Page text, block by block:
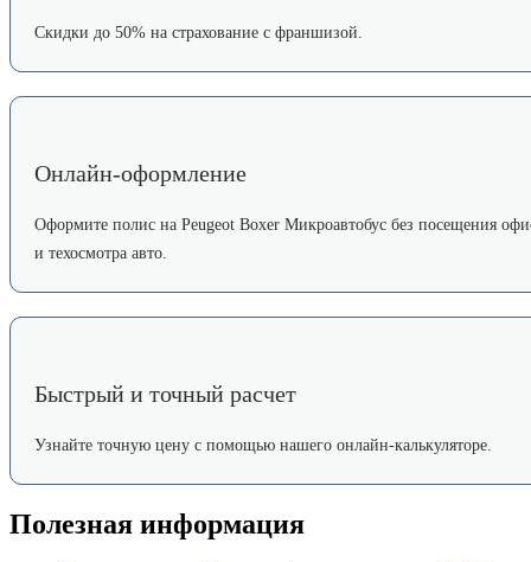
Скидки до 50% на страхование с франшизой.
Онлайн-оформление
Оформите полис на Peugeot Boxer Микроавтобус без посещения
и техосмотра авто.
Быстрый и точный расчет
Узнайте точную цену с помощью нашего онлайн-калькуляторе.
Полезная информация